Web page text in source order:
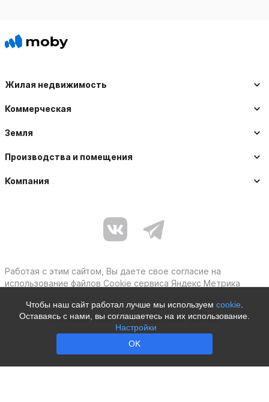
Чтобы наш сайт работал лучше мы используем cookie
Оставаясь с нами, вы соглашаетесь на их использование.
Настройки
OK
Жилая недвижимость
Коммерческая
Земля
Производства и помещения
Компания
Работая с этим сайтом, Вы даете свое согласие на
использование файлов Cookie сервиса Яндекс Метрика
Политика защиты персональных данных
Moby © 2012–2026